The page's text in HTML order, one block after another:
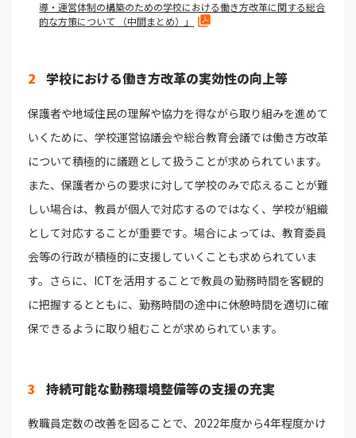
導・運営体制の構築のための学校における働き方改革に関する総合
的な方策について （中間まとめ）」
2 学校における働き方改革の実効性の向上等
保護者や地域住民の理解や協力を得ながら取り組みを進めて
いくために、学校運営協議会や総合教育会議では働き方改革
について積極的に議題として扱うことが求められています。
また、保護者からの要求に対して学校のみで応えることが難
しい場合は、教員が個人で対応するのではなく、学校が組織
として対応することが重要です。場合によっては、教育委員
会等の行政が積極的に支援していくことも求められていま
す。さらに、ICTを活用することで教員の勤務時間を客観的
に把握するとともに、勤務時間の途中に休憩時間を適切に確
保できるように取り組むことが求められています。
3 持続可能な勤務環境整備等の支援の充実
教職員定数の改善を図ることで、2022年度から4年程度かけ